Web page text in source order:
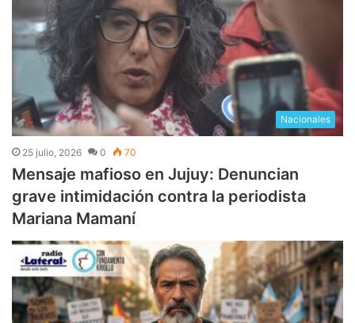
Nacionales
25 julio, 2026 0 70
Mensaje mafioso en Jujuy: Denuncian
grave intimidación contra la periodista
Mariana Mamaní